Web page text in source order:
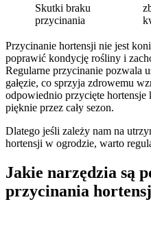
Skutki braku
przycinania
Przycinanie hortensji nie jest
poprawić kondycję rośliny i
Regularne przycinanie pozwala
gałęzie, co sprzyja zdrowemu
odpowiednio przycięte
pięknie przez cały sezon.
Dlatego jeśli zależy nam na
hortensji w ogrodzie, warto
Jakie narzędzia są
przycinania